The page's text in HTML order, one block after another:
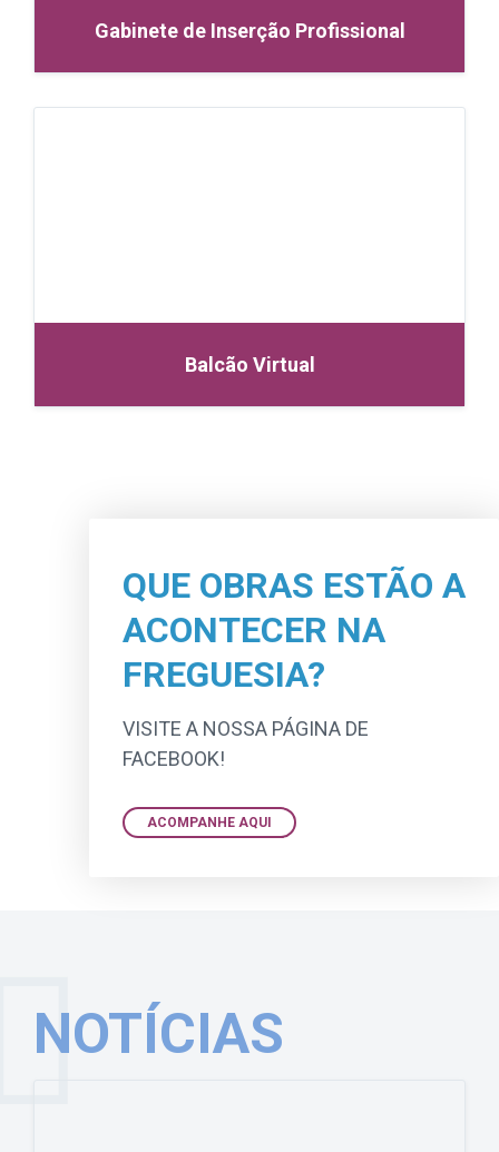
Gabinete de Inserção Profissional
Balcão Virtual
QUE OBRAS ESTÃO A
ACONTECER NA
FREGUESIA?
VISITE A NOSSA PÁGINA DE
FACEBOOK!
ACOMPANHE AQUI
NOTÍCIAS